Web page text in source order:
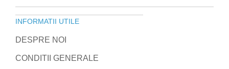
INFORMATII UTILE
DESPRE NOI
CONDITII GENERALE